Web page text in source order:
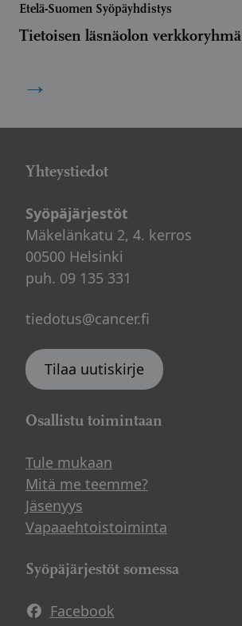
Etelä-Suomen Syöpäyhdistys
Tietoisen läsnäolon verkkoryhmä
→
Yhteystiedot
Syöpäjärjestöt
Mäkelänkatu 2, 4. kerros
00500 Helsinki
puh. 09 135 331
tiedotus@cancer.fi
Tilaa uutiskirje
Osallistu toimintaan
Tule mukaan
Mitä me teemme?
Jäsenyys
Vapaaehtoistoiminta
Syöpäjärjestöt somessa
Facebook
Avautuu uuteen ikkunaan